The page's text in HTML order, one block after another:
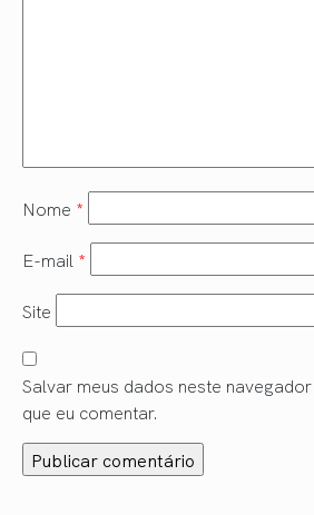
Nome *
E-mail *
Site
Salvar meus dados neste
que eu comentar.